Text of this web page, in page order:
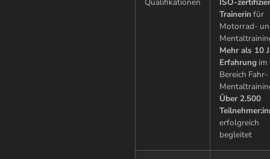
Trainerin für
Motorrad-
Mehr als 10
Erfahrung im
Bereich Fahr-
Über 2.500
erfolgreich
begleitet